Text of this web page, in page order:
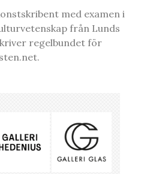
med examen i
från Lunds
regelbundet för